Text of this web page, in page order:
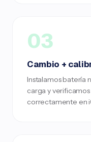
03
Cambio +
Instalamos batería
carga y
correctamente en